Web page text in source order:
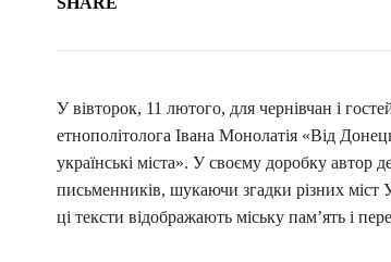
У вівторок, 11 лютого, для чернівчан і
етнополітолога Івана Монолатія «Від
українські міста». У своєму доробку автор
письменників, шукаючи згадки різних міст
ці тексти відображають міську пам’ять і